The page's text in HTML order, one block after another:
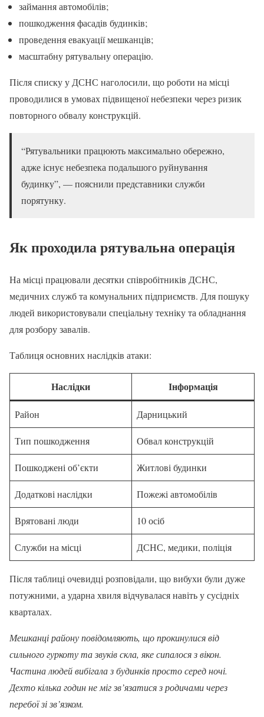
займання автомобілів;
пошкодження фасадів будинків;
проведення евакуації мешканців;
масштабну рятувальну операцію.
Після списку у ДСНС наголосили, що роботи на місці
проводилися в умовах підвищеної небезпеки через ризик
повторного обвалу конструкцій.
“Рятувальники працюють максимально обережно,
адже існує небезпека подальшого руйнування
будинку”, — пояснили представники служби
порятунку.
Як проходила рятувальна операція
На місці працювали десятки співробітників ДСНС,
медичних служб та комунальних підприємств. Для пошуку
людей використовували спеціальну техніку та обладнання
для розбору завалів.
Таблиця основних наслідків атаки:
Наслідки Інформація
Район Дарницький
Тип пошкодження Обвал конструкцій
Пошкоджені об’єкти Житлові будинки
Додаткові наслідки Пожежі автомобілів
Врятовані люди 10 осіб
Служби на місці ДСНС, медики, поліція
Після таблиці очевидці розповідали, що вибухи були дуже
потужними, а ударна хвиля відчувалася навіть у сусідніх
кварталах.
Мешканці району повідомляють, що прокинулися від
сильного гуркоту та звуків скла, яке сипалося з вікон.
Частина людей вибігала з будинків просто серед ночі.
Дехто кілька годин не міг зв’язатися з родичами через
перебої зі зв’язком.